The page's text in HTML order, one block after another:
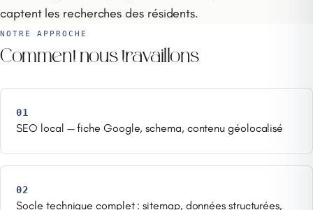
captent les recherches des résidents.
NOTRE APPROCHE
Comment nous travaillons
01
SEO local — fiche Google, schema, contenu géolocalisé
02
Socle technique complet : sitemap, données structurées,